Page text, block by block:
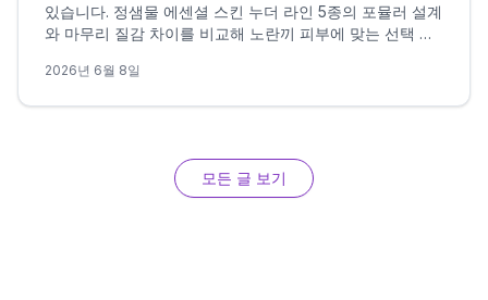
있습니다. 정샘물 에센셜 스킨 누더 라인 5종의 포뮬러 설계
와 마무리 질감 차이를 비교해 노란끼 피부에 맞는 선택 조
2026년 6월 8일
모든 글 보기